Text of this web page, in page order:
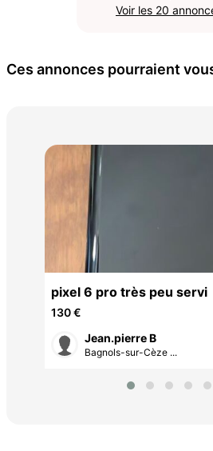
Voir les 20
Ces annonces pourraient
pixel 6 pro très peu servi
130 €
Jean.pierre B
Bagnols-sur-Cèze ...